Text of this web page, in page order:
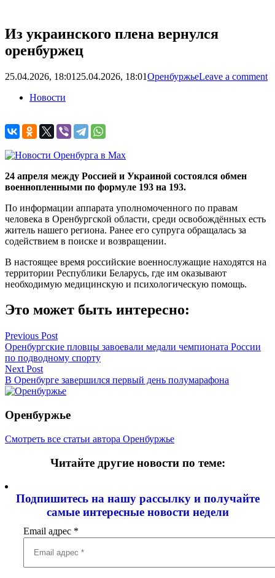
Из украинского плена вернулся
оренбуржец
25.04.2026, 18:01 25.04.2026, 18:01ОренбуржьеLeave a comment
Новости
24 апреля между Россией и Украиной состоялся обмен
военнопленными по формуле 193 на 193.
По информации аппарата уполномоченного по правам
человека в Оренбургской области, среди освобождённых есть
житель нашего региона. Ранее его супруга обращалась за
содействием в поиске и возвращении.
В настоящее время российские военнослужащие находятся на
территории Республики Беларусь, где им оказывают
необходимую медицинскую и психологическую помощь.
Это может быть интересно:
Навигация
по
записям
Previous Post
Оренбургские пловцы завоевали медали чемпионата России
по подводному спорту
Next Post
В Оренбурге завершился первый день полумарафона
Оренбуржье
Смотреть все статьи автора Оренбуржье
Читайте другие новости по теме:
Подпишитесь на нашу рассылку и получайте
самые интересные новости недели
Email адрес *